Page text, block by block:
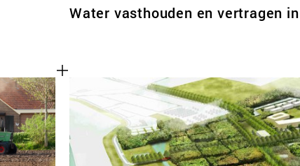
Water vasthouden en vertragen